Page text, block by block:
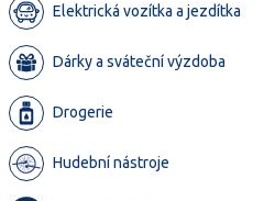
Elektrická vozítka a jezdítka
Dárky a sváteční výzdoba
Drogerie
Hudební nástroje